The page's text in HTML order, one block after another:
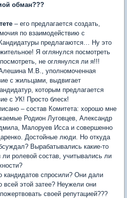
обман???
– его предлагается создать,
по взаимодействию с
предлагаются… Ну это
Я оглянулся посмотреть
не оглянулся ли я!!!
М.В., уполномоченная
с жильцами, выдвигает
которым предлагается
с УК! Просто блеск!
– состав Комитета: хорошо мне
Родион Луговцев, Александр
Малоруев Исса и совершенно
Достойные люди. Но откуда
Вырабатывались какие-то
ли ролевой состав, учитывались ли
кандидатов спросили? Они дали
всей этой затее? Неужели они
своей репутацией???